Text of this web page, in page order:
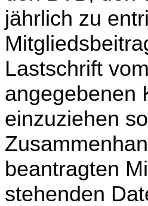
jährlich zu
Lastschrift vom
angegebenen
einzuziehen
beantragten
stehenden